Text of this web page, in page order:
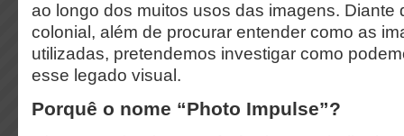
ao longo dos muitos usos das imagens. Diante
colonial, além de procurar entender como as
utilizadas, pretendemos investigar como
esse legado visual.
Porquê o nome “Photo Impulse”?